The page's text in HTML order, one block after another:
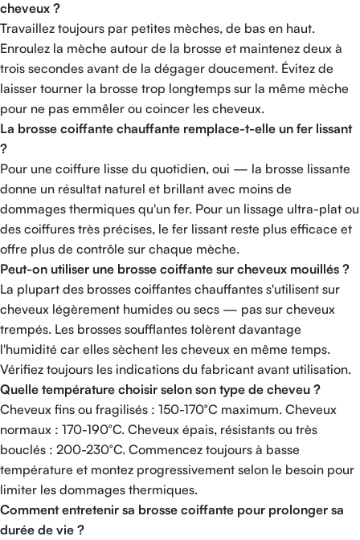
cheveux ?
Travaillez toujours par petites mèches, de bas en haut.
Enroulez la mèche autour de la brosse et maintenez deux à
trois secondes avant de la dégager doucement. Évitez de
laisser tourner la brosse trop longtemps sur la même mèche
pour ne pas emmêler ou coincer les cheveux.
La brosse coiffante chauffante remplace-t-elle un fer lissant
?
Pour une coiffure lisse du quotidien, oui — la brosse lissante
donne un résultat naturel et brillant avec moins de
dommages thermiques qu'un fer. Pour un lissage ultra-plat ou
des coiffures très précises, le fer lissant reste plus efficace et
offre plus de contrôle sur chaque mèche.
Peut-on utiliser une brosse coiffante sur cheveux mouillés ?
La plupart des brosses coiffantes chauffantes s'utilisent sur
cheveux légèrement humides ou secs — pas sur cheveux
trempés. Les brosses soufflantes tolèrent davantage
l'humidité car elles sèchent les cheveux en même temps.
Vérifiez toujours les indications du fabricant avant utilisation.
Quelle température choisir selon son type de cheveu ?
Cheveux fins ou fragilisés : 150-170°C maximum. Cheveux
normaux : 170-190°C. Cheveux épais, résistants ou très
bouclés : 200-230°C. Commencez toujours à basse
température et montez progressivement selon le besoin pour
limiter les dommages thermiques.
Comment entretenir sa brosse coiffante pour prolonger sa
durée de vie ?